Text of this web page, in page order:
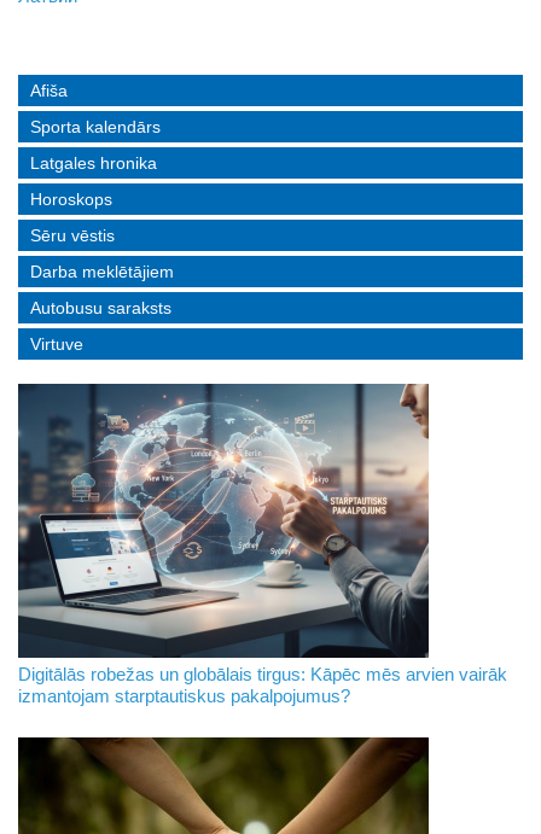
Afiša
Sporta kalendārs
Latgales hronika
Horoskops
Sēru vēstis
Darba meklētājiem
Autobusu saraksts
Virtuve
Digitālās robežas un globālais tirgus: Kāpēc mēs arvien vairāk
izmantojam starptautiskus pakalpojumus?